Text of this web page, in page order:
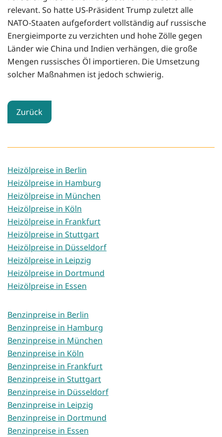
relevant. So hatte US-Präsident Trump zuletzt alle
NATO-Staaten aufgefordert vollständig auf russische
Energieimporte zu verzichten und hohe Zölle gegen
Länder wie China und Indien verhängen, die große
Mengen russisches Öl importieren. Die Umsetzung
solcher Maßnahmen ist jedoch schwierig.
Zurück
Heizölpreise in Berlin
Heizölpreise in Hamburg
Heizölpreise in München
Heizölpreise in Köln
Heizölpreise in Frankfurt
Heizölpreise in Stuttgart
Heizölpreise in Düsseldorf
Heizölpreise in Leipzig
Heizölpreise in Dortmund
Heizölpreise in Essen
Benzinpreise in Berlin
Benzinpreise in Hamburg
Benzinpreise in München
Benzinpreise in Köln
Benzinpreise in Frankfurt
Benzinpreise in Stuttgart
Benzinpreise in Düsseldorf
Benzinpreise in Leipzig
Benzinpreise in Dortmund
Benzinpreise in Essen